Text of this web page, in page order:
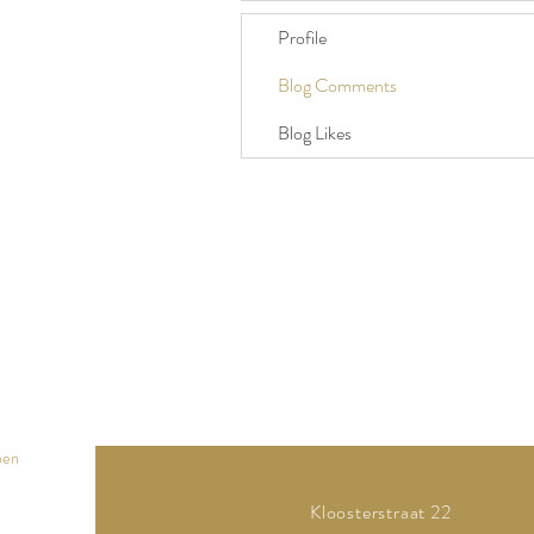
Profile
Blog Comments
Blog Likes
Kloosterstraat 22